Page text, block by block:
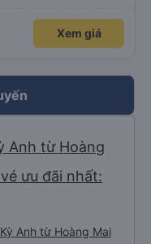
Xem giá
Anh từ Hoàng
ưu đãi nhất:
Anh từ Hoàng Mai